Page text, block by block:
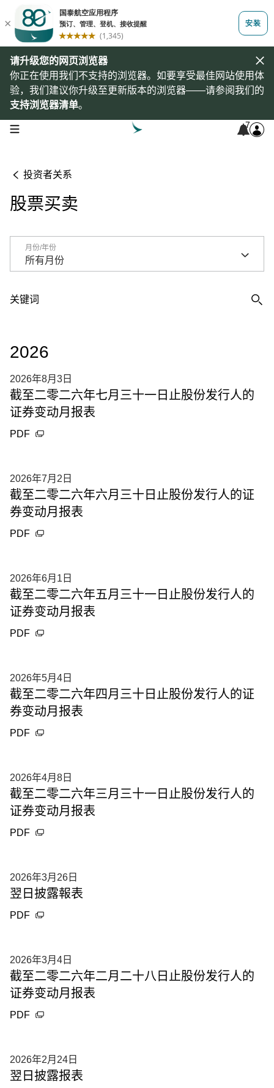
请升级您的网页浏览器
你正在使用我们不支持的浏览器。如要享受最佳网站使用体
验，我们建议你升级至更新版本的浏览器——请参阅我们的
支持浏览器清单。
open navigation menu 7
投资者关系
股票买卖
月份/年份
月份/年份
所有月份
关键词
2026
2026年8月3日
截至二零二六年七月三十一日止股份发行人的
证券变动月报表
PDF
2026年7月2日
截至二零二六年六月三十日止股份发行人的证
券变动月报表
PDF
2026年6月1日
截至二零二六年五月三十一日止股份发行人的
证券变动月报表
PDF
2026年5月4日
截至二零二六年四月三十日止股份发行人的证
券变动月报表
PDF
2026年4月8日
截至二零二六年三月三十一日止股份发行人的
证券变动月报表
PDF
2026年3月26日
翌日披露報表
PDF
2026年3月4日
截至二零二六年二月二十八日止股份发行人的
证券变动月报表
PDF
2026年2月24日
翌日披露报表